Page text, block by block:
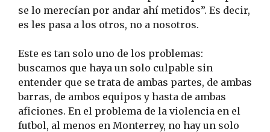
se lo merecían por andar ahí metidos”. Es decir,
es les pasa a los otros, no a nosotros.
Este es tan solo uno de los problemas:
buscamos que haya un solo culpable sin
entender que se trata de ambas partes, de ambas
barras, de ambos equipos y hasta de ambas
aficiones. En el problema de la violencia en el
futbol, al menos en Monterrey, no hay un solo